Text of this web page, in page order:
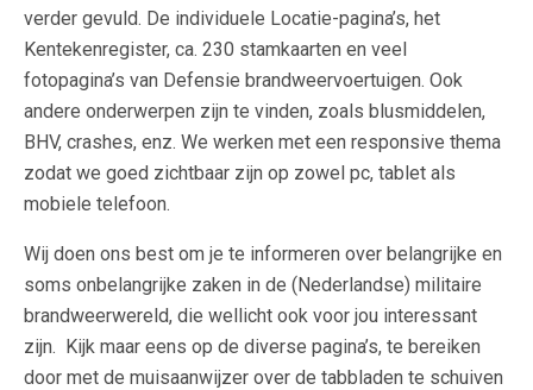
verder gevuld. De individuele Locatie-pagina’s, het
Kentekenregister, ca. 230 stamkaarten en veel
fotopagina’s van Defensie brandweervoertuigen. Ook
andere onderwerpen zijn te vinden, zoals blusmiddelen,
BHV, crashes, enz. We werken met een responsive thema
zodat we goed zichtbaar zijn op zowel pc, tablet als
mobiele telefoon.
Wij doen ons best om je te informeren over belangrijke en
soms onbelangrijke zaken in de (Nederlandse) militaire
brandweerwereld, die wellicht ook voor jou interessant
zijn. Kijk maar eens op de diverse pagina’s, te bereiken
door met de muisaanwijzer over de tabbladen te schuiven